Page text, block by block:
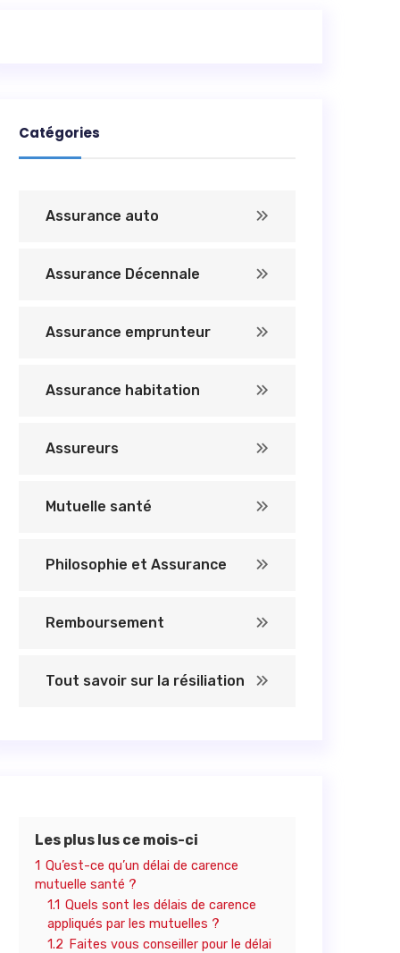
Catégories
Assurance auto
Assurance Décennale
Assurance emprunteur
Assurance habitation
Assureurs
Mutuelle santé
Philosophie et Assurance
Remboursement
Tout savoir sur la résiliation
Les plus lus ce mois-ci
1 Qu’est-ce qu’un délai de carence
mutuelle santé ?
1.1 Quels sont les délais de carence
appliqués par les mutuelles ?
1.2 Faites vous conseiller pour le délai